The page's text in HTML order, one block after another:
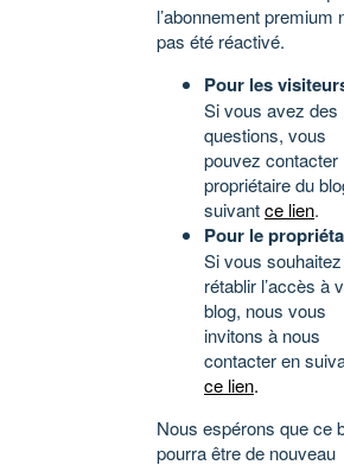
l’abonnement premium
pas été réactivé.
Pour les
Si vous avez des
questions, vous
pouvez contacter
propriétaire du
suivantce lien.
Pour le
Si vous souhaitez
rétablir l’accès à
blog, nous vous
invitons à nous
contacter en
ce lien.
Nous espérons que ce
pourra être de nouveau